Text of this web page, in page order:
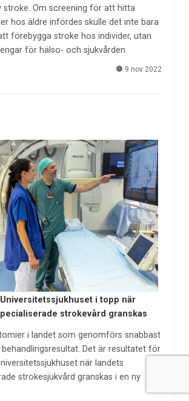
stroke. Om screening för att hitta
hos äldre infördes skulle det inte bara
förebygga stroke hos individer, utan
för hälso- och sjukvården.
9 nov 2022
i topp när
strokevård granskas
i landet som genomförs snabbast
Det är resultatet för
när landets
strokesjukvård granskas i en ny